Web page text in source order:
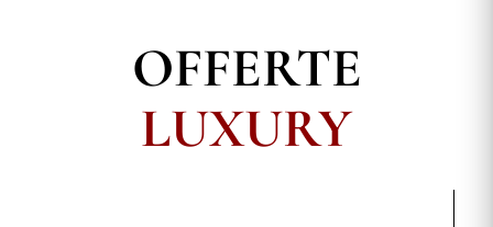
OFFERTE
LUXURY